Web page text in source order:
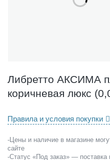
п
л
и
к
а
о
б
л
Либретто АКСИМА
коричневая люкс
Правила и условия покупки
-Цены и наличие в магазине
сайте
-Статус «Под заказ» — поставка